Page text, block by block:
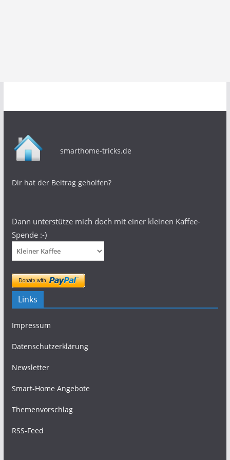
smarthome-tricks.de
Dir hat der Beitrag geholfen?
Dann unterstütze mich doch mit einer kleinen Kaffee-
Spende :-)
Links
Impressum
Datenschutzerklärung
Newsletter
Smart-Home Angebote
Themenvorschlag
RSS-Feed